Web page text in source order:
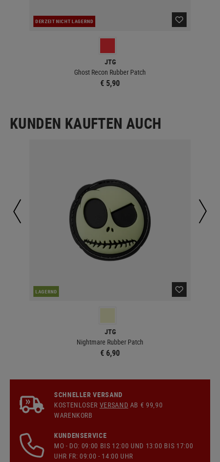
DERZEIT NICHT LAGERND
JTG
Ghost Recon Rubber Patch
€ 5,90
KUNDEN KAUFTEN AUCH
LAGERND
JTG
Nightmare Rubber Patch
€ 6,90
SCHNELLER VERSAND
KOSTENLOSER VERSAND AB € 99,90
WARENKORB
KUNDENSERVICE
MO - DO: 09:00 BIS 12:00 UND 13:00 BIS 17:00
UHR FR: 09:00 - 14:00 UHR